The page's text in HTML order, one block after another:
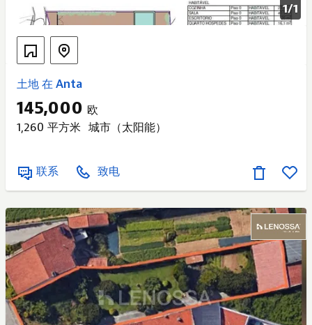
1/1
土地 在 Anta
145,000 欧
1,260 平方米 城市（太阳能）
联系 致电